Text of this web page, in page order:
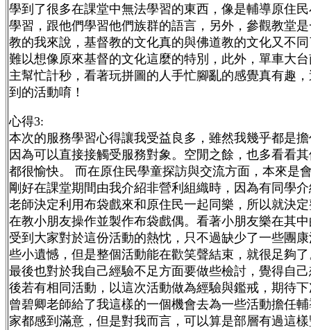
學到了很多在課堂中無法學習的東西，像是輔導原住
學習，跟他們學習他們族群的語言，另外，參觀教堂
教的我來說，基督教的文化真的與佛道教的文化又不
難以想像原來基督的文化這麼的特別，此外，單車大
主幫忙計秒，看著玩拼圖的人手忙腳亂的感覺真有趣
到的活動唷！
心得3:
本次的服務學習心得讓我受益良多，雖然我幾乎都是
因為可以直接接觸受服務對象。空閒之餘，也多看看
都很愉快。 而在原住民學童探訪與交流方面，本來是
剛好在課堂期間由我介紹非營利組織時，因為有同學
老師決定利用布袋戲來和原住民一起同樂，所以就決
在教小朋友操作並製作布袋戲偶。看著小朋友樂在其
受到大家對於這份活動的熱忱，只不過缺少了一些團
些小遺憾，但是整個活動能在歡笑聲結束，就很足夠
最後也對於我自己經驗不足方面要做些檢討，覺得自
後若有相同活動，以這次活動做為經驗與鑑戒，期待
曾碧卿老師給了我這樣的一個機會去為一些活動擔任
家都感到滿意，但是對我而言，可以算是部層有過這